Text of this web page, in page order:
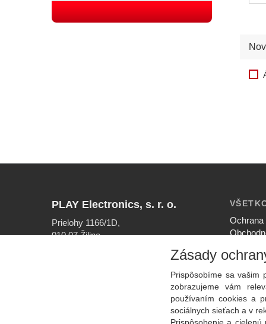
PLAY Electronics, s. r. o.
Prielohy 1166/1D,
010 07 Žilina
Ochrana
Ako
Zásady
Prispôsobíme sa vašim
zobrazujeme vám
používaním cookies a
sociálnych sieťach a v